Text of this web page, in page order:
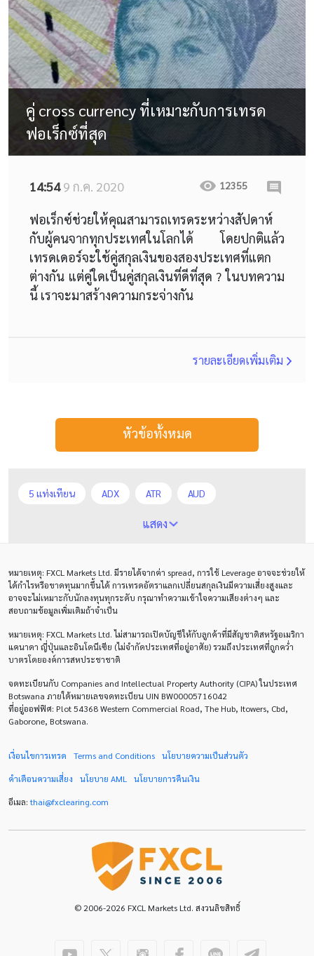
คู่ cross currency ที่เหมาะกับการเทรด
ฟอเร็กซ์ที่สุด
14:549 ก.ค. 2020 12355
ฟอเร็กซ์ช่วยให้คุณสามารถเทรดระหว่างสัปดาห์
กับผู้คนจากทุกประเทศในโลกได้ โดยปกติแล้ว
เทรดเดอร์จะใช้คู่สกุลเงินของสองประเทศที่แตก
ต่างกัน แต่คู่ใดเป็นคู่สกุลเงินที่ดีที่สุด ? ในบทความ
นี้ เราจะมาสร้างความกระจ่างกัน
รายละเอียดเพิ่มเติม
หัวข้อทั้งหมด
5 แท่งเทียน ADX ATR AUD
Average True Range
CAD CHF COVID-19 CPI Charles Dow
Cherry Blossom Chinese Yuan
Correlation Matrix D1 DXY DailyFX
Default mode network
ECB ECN EMA EUR EUR/AUD
EUR/USD
EURUSD Expert Advisor Expert Advisors
FOMC FXCL FXStreet Fed
Forex Factory
Interbank Introducing Broker
MAM MT4 Margin Call
แสดง
หมายเหตุ: FXCL Markets Ltd. มีรายได้จากค่า spread, การใช้ Leverageอาจจะช่วยให้
ได้กำไรหรือขาดทุนมากขึ้นได้ การเทรดอัตราแลกเปลี่ยนสกุลเงินมีความเสี่ยงสูงและ
อาจจะไม่เหมาะกับนักลงทุนทุกระดับ กรุณาทำความเข้าใจความเสียงต่างๆ และ
สอบถามข้อมูลเพิ่มเติมถ้าจำเป็น
หมายเหตุ: FXCL Markets Ltd.ไม่สามารถเปิดบัญชีให้กับลูกค้าที่มีสัญชาติสหรัฐอเมริกา
แคนาดา ญี่ปุ่นและอินโดนีเซีย (ไม่จำกัดประเทศที่อยู่อาศัย) รวมถึงประเทศที่ถูกคว่ำ
บาตรโดยองค์การสหประชาชาติ
จดทะเบียนกับ Companies and Intellectual Property Authority (CIPA) ในประเทศ
Botswana ภายใต้หมายเลขจดทะเบียน UIN BW00005716042
ที่อยู่ออฟฟิศ: Plot 54368 Western Commercial Road, The Hub, Itowers, Cbd,
Gaborone, Botswana.
เงื่อนไขการเทรด Terms and Conditions นโยบายความเป็นส่วนตัว
คำเตือนความเสี่ยง นโยบาย AML นโยบายการคืนเงิน
อีเมล:thai@fxclearing.com
© 2006-2026 FXCL Markets Ltd. สงวนลิขสิทธิ์